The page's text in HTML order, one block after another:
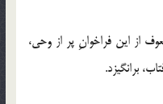
از این فراخوانِ پر از وحی،
برانگیزد.